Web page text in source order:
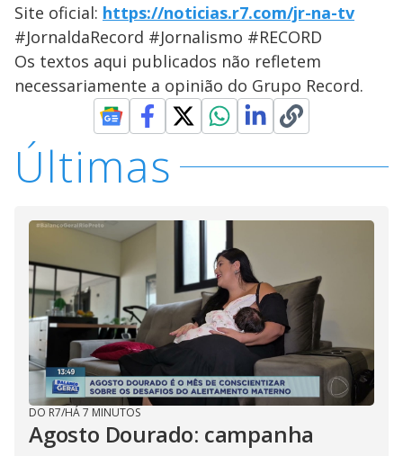
Site oficial: https://noticias.r7.com/jr-na-tv
#JornaldaRecord #Jornalismo #RECORD
Os textos aqui publicados não refletem
necessariamente a opinião do Grupo Record.
Últimas
DO R7/HÁ 7 MINUTOS
Agosto Dourado: campanha